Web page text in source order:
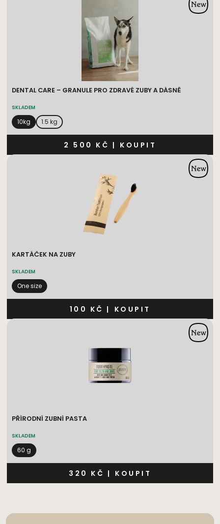
DENTAL CARE – GRANULE PRO ZDRAVÉ ZUBY A DÁSNĚ
SKLADEM
10kg 1.5 kg
2 500 KČ | KOUPIT
KARTÁČEK NA ZUBY
SKLADEM
One size
100 KČ | KOUPIT
PŘÍRODNÍ ZUBNÍ PASTA
SKLADEM
60 g
320 KČ | KOUPIT